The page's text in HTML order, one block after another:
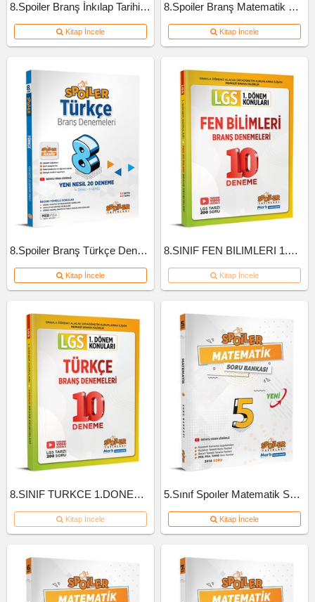
8.Spoiler Branş İnkılap Tarihi Ve Atatürkçülük Deneme
Kitap İncele
8.Spoiler Branş Matematik Deneme
Kitap İncele
8.Spoiler Branş Türkçe Deneme
Kitap İncele
8.SINIF FEN BILIMLERI 1.DONEM 10'LU BRANS DENEME
Kitap İncele
8.SINIF TURKCE 1.DONEM 10'LU BRANS DENEME
Kitap İncele
5.Sınıf Spoıler Matematik Soru Bankası 2023
Kitap İncele